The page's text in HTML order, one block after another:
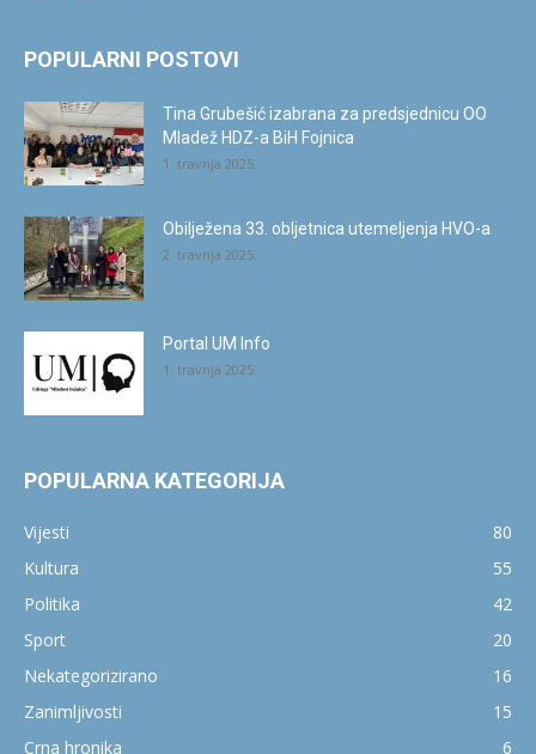
POPULARNI POSTOVI
Tina Grubešić izabrana za predsjednicu OO
Mladež HDZ-a BiH Fojnica
1. travnja 2025.
Obilježena 33. obljetnica utemeljenja HVO-a
2. travnja 2025.
Portal UM Info
1. travnja 2025.
POPULARNA KATEGORIJA
Vijesti
80
Kultura
55
Politika
42
Sport
20
Nekategorizirano
16
Zanimljivosti
15
Crna hronika
6